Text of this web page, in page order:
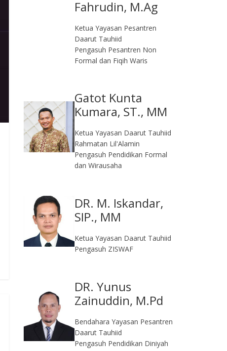
Fahrudin, M.Ag​
Ketua Yayasan Pesantren
Daarut Tauhiid
Pengasuh Pesantren Non
Formal dan Fiqih Waris
Gatot Kunta
Kumara, ST., MM
Ketua Yayasan Daarut Tauhiid
Rahmatan Lil'Alamin
Pengasuh Pendidikan Formal
dan Wirausaha
DR. M. Iskandar,
SIP., MM
Ketua Yayasan Daarut Tauhiid
Pengasuh ZISWAF
DR. Yunus
Zainuddin, M.Pd
Bendahara Yayasan Pesantren
Daarut Tauhiid
Pengasuh Pendidikan Diniyah